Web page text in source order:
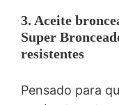
3. Aceite
Super
resistentes
Pensado para